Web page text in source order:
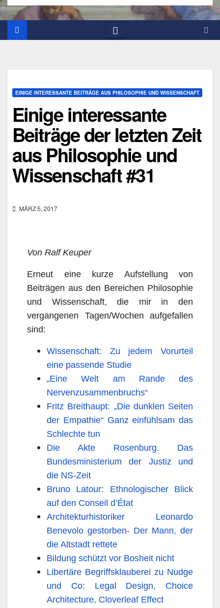
EINIGE INTERESSANTE BEITRÄGE AUS PHILOSOPHIE UND WISSENSCHAFT
Einige interessante
Beiträge der letzten Zeit
aus Philosophie und
Wissenschaft #31
MÄRZ 5, 2017
Von Ralf Keuper
Erneut eine kurze Aufstellung von
Beiträgen aus den Bereichen Philosophie
und Wissenschaft, die mir in den
vergangenen Tagen/Wochen aufgefallen
sind:
Wissenschaft: Zu jedem Vorurteil
eine passende Studie
„Eine Welt am Rande des
Nervenzusammenbruchs“
Fritz Breithaupt: „Die dunklen Seiten
der Empathie“ Ganz einfühlsam das
Schlechte tun
Die Akte Rosenburg. Das
Bundesministerium der Justiz und
die NS-Zeit
Bruno Latour: Ethnologischer Blick
auf den Conseil d’État
Architekturhistoriker Leonardo
Benevolo gestorben- Der Mann, der
die Altstadt rettete
Bildung schützt vor Bosheit nicht
Libertäre Begriffsklauberei zu Nudge
und Co: Legal Design, Choice
Architecture, Cloverleaf Effect